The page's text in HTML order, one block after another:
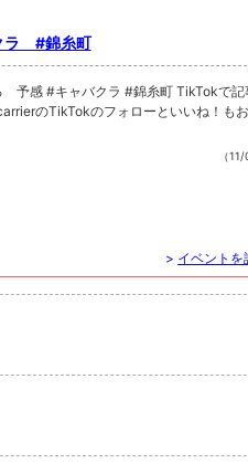
ラ #錦糸町
糸町 TikTokで記事を開く
のTikTokのフォローといいね！も
（
> イベントを